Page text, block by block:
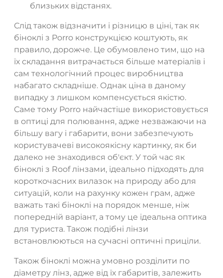
близьких відстанях.
Слід також відзначити і різницю в ціні, так як
біноклі з Porro конструкцією коштують, як
правило, дорожче. Це обумовлено тим, що на
їх складання витрачається більше матеріалів і
сам технологічний процес виробництва
набагато складніше. Однак ціна в даному
випадку з лишком компенсується якістю.
Саме тому Porro найчастіше використовується
в оптиці для полювання, адже незважаючи на
більшу вагу і габарити, вони забезпечують
користувачеві високоякісну картинку, як би
далеко не знаходився об'єкт. У той час як
біноклі з Roof лінзами, ідеально підходять для
короткочасних вилазок на природу або для
ситуацій, коли на рахунку кожен грам, адже
важать такі біноклі на порядок менше, ніж
попередній варіант, а тому це ідеальна оптика
для туриста. Також подібні лінзи
встановлюються на сучасні оптичні приціли.
Також біноклі можна умовно розділити по
діаметру лінз, адже від їх габаритів, залежить